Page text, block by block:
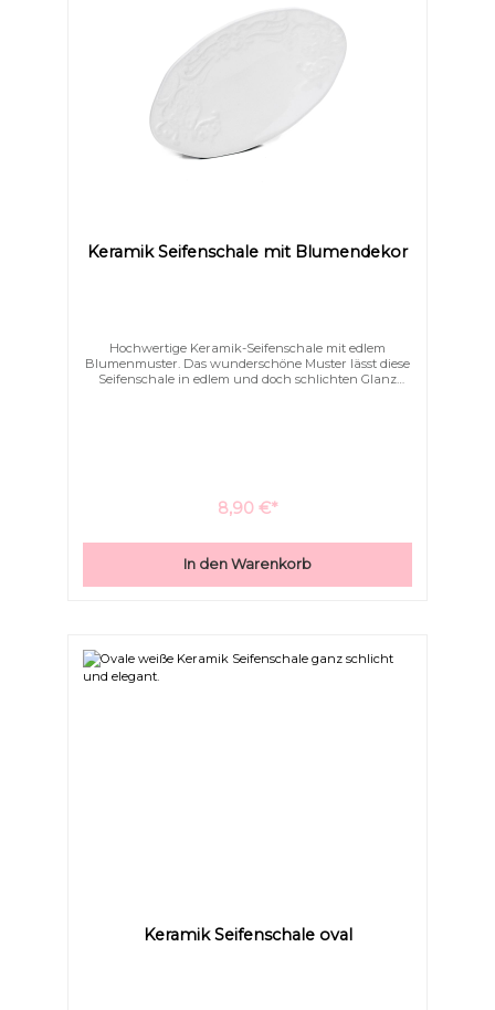
Keramik Seifenschale mit Blumendekor
Hochwertige Keramik-Seifenschale mit edlem
Blumenmuster. Das wunderschöne Muster lässt diese
Seifenschale in edlem und doch schlichten Glanz
8,90 €*
In den Warenkorb
Keramik Seifenschale oval
Niedrige Sättigung Hohe Sättigung